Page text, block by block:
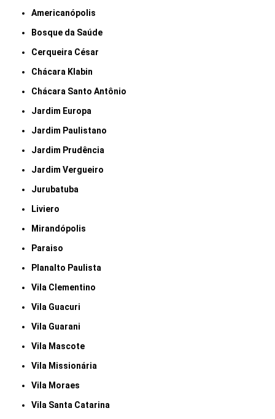
Americanópolis
Bosque da Saúde
Cerqueira César
Chácara Klabin
Chácara Santo Antônio
Jardim Europa
Jardim Paulistano
Jardim Prudência
Jardim Vergueiro
Jurubatuba
Liviero
Mirandópolis
Paraiso
Planalto Paulista
Vila Clementino
Vila Guacuri
Vila Guarani
Vila Mascote
Vila Missionária
Vila Moraes
Vila Santa Catarina